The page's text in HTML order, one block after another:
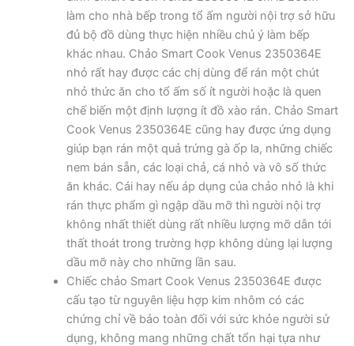
làm cho nhà bếp trong tổ ấm người nội trợ sở hữu
đủ bộ đồ dùng thực hiện nhiều chủ ý làm bếp
khác nhau. Chảo Smart Cook Venus 2350364E
nhỏ rất hay được các chị dùng để rán một chút
nhỏ thức ăn cho tổ ấm số ít người hoặc là quen
chế biến một định lượng ít đồ xào rán. Chảo Smart
Cook Venus 2350364E cũng hay được ứng dụng
giúp bạn rán một quả trứng gà ốp la, những chiếc
nem bán sẵn, các loại chả, cá nhỏ và vô số thức
ăn khác. Cái hay nếu áp dụng của chảo nhỏ là khi
rán thực phẩm gì ngập dầu mỡ thì người nội trợ
không nhất thiết dùng rất nhiều lượng mỡ dẫn tới
thất thoát trong trường hợp không dùng lại lượng
dầu mỡ này cho những lần sau.
Chiếc chảo Smart Cook Venus 2350364E được
cấu tạo từ nguyên liệu hợp kim nhôm có các
chứng chỉ về bảo toàn đối với sức khỏe người sử
dụng, không mang những chất tổn hại tựa như